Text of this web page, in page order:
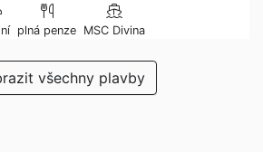
plná penze MSC Divina
všechny plavby